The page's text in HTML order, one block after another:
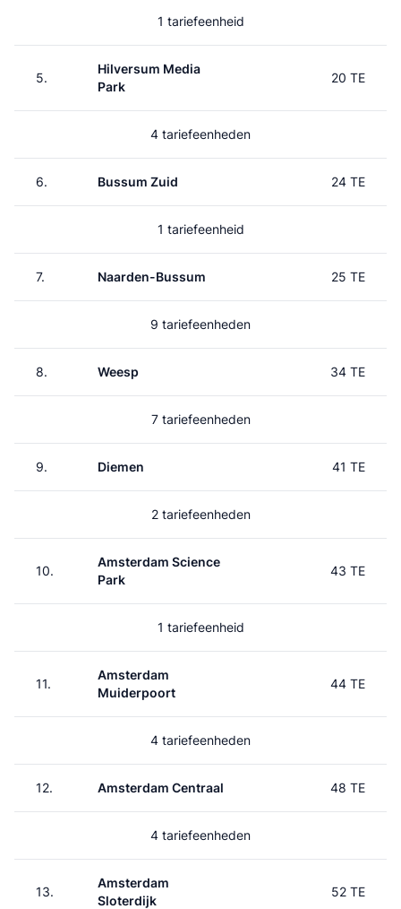
1 tariefeenheid
5.
Hilversum Media
Park
20 TE
4 tariefeenheden
6. Bussum Zuid 24 TE
1 tariefeenheid
7. Naarden-Bussum 25 TE
9 tariefeenheden
8. Weesp 34 TE
7 tariefeenheden
9. Diemen 41 TE
2 tariefeenheden
10.
Amsterdam Science
Park
43 TE
1 tariefeenheid
11.
Amsterdam
Muiderpoort
44 TE
4 tariefeenheden
12. Amsterdam Centraal 48 TE
4 tariefeenheden
13.
Amsterdam
Sloterdijk
52 TE